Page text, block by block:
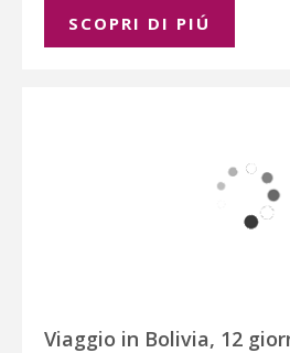
SCOPRI DI PIÚ
Viaggio in Bolivia, 12